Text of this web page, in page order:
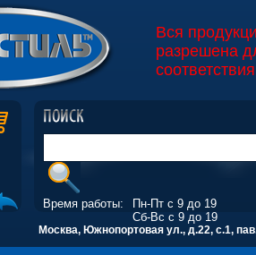
Вся
разрешена
Время работы:
Пн-Пт с 9 до 19
Сб-Вс с 9 до 19
Москва, Южнопортовая ул., д.22, с.1,